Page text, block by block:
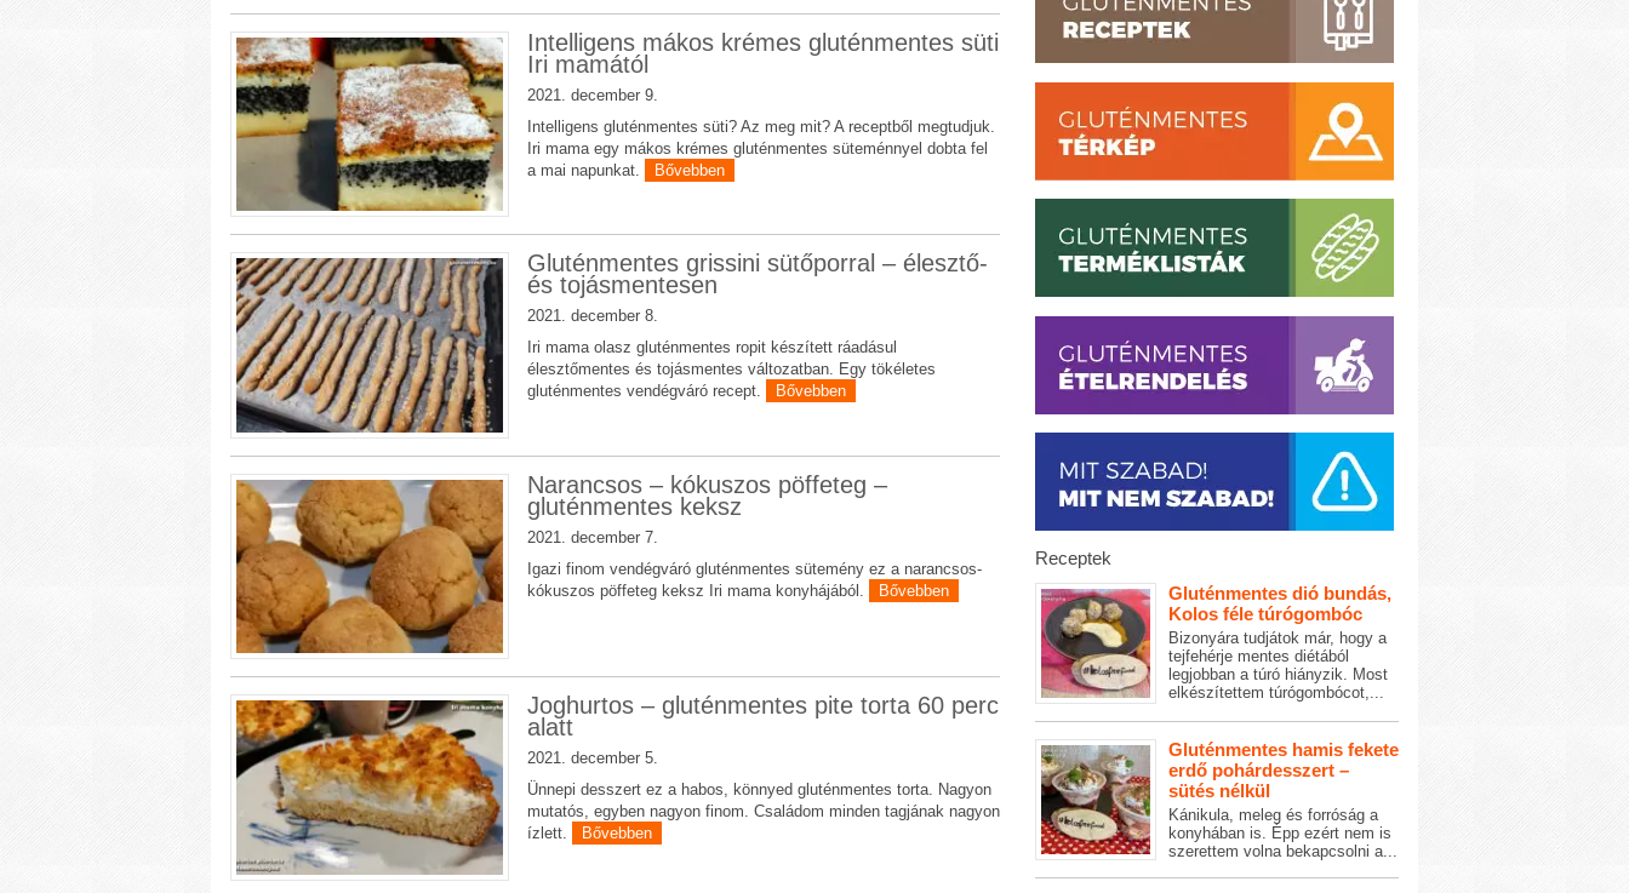
Intelligens mákos krémes gluténmentes süti
Iri mamától
2021. december 9.
Intelligens gluténmentes süti? Az meg mit? A receptből megtudjuk.
Iri mama egy mákos krémes gluténmentes süteménnyel dobta fel
a mai napunkat.
Bővebben
Gluténmentes grissini sütőporral – élesztő-
és tojásmentesen
2021. december 8.
Iri mama olasz gluténmentes ropit készített ráadásul
élesztőmentes és tojásmentes változatban. Egy tökéletes
gluténmentes vendégváró recept.
Bővebben
Narancsos – kókuszos pöffeteg –
gluténmentes keksz
2021. december 7.
Igazi finom vendégváró gluténmentes sütemény ez a narancsos-
kókuszos pöffeteg keksz Iri mama konyhájából.
Bővebben
Joghurtos – gluténmentes pite torta 60 perc
alatt
2021. december 5.
Ünnepi desszert ez a habos, könnyed gluténmentes torta. Nagyon
mutatós, egyben nagyon finom. Családom minden tagjának nagyon
ízlett.
Bővebben
Receptek
Gluténmentes dió bundás,
Kolos féle túrógombóc
Bizonyára tudjátok már, hogy a
tejfehérje mentes diétából
legjobban a túró hiányzik. Most
elkészítettem túrógombócot,...
Gluténmentes hamis fekete
erdő pohárdesszert –
sütés nélkül
Kánikula, meleg és forróság a
konyhában is. Épp ezért nem is
szerettem volna bekapcsolni a...